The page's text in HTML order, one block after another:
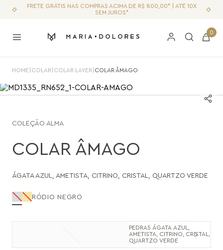
FRETE GRÁTIS NAS COMPRAS ACIMA DE R$ 800,00* | ATÉ 10X
SEM JUROS*
0
HOME COLAR COLAR LAYER COLAR ÂMAGO
COLEÇÃO ALMA
COLAR ÂMAGO
ÁGATA AZUL AMETISTA CITRINO CRISTAL QUARTZO VERDE
RÓDIO NEGRO
PEDRAS ÁGATA AZUL,
AMETISTA, CITRINO, CRISTAL,
QUARTZO VERDE